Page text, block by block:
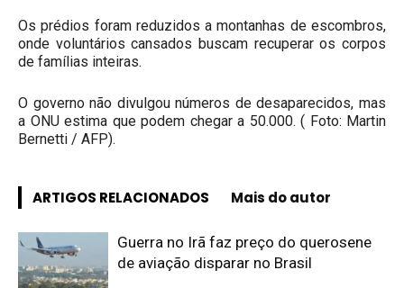
Os prédios foram reduzidos a montanhas de escombros,
onde voluntários cansados buscam recuperar os corpos
de famílias inteiras.
O governo não divulgou números de desaparecidos, mas
a ONU estima que podem chegar a 50.000. ( Foto: Martin
Bernetti / AFP).
ARTIGOS RELACIONADOS Mais do autor
Guerra no Irã faz preço do querosene
de aviação disparar no Brasil